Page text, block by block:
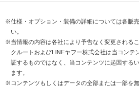
※仕様・オプション・装備の詳細については各販
い。
※当情報の内容は各社により予告なく変更される
クルートおよびLINEヤフー株式会社は当コンテ
証するものではなく、当コンテンツに起因する
ます。
※コンテンツもしくはデータの全部または一部を